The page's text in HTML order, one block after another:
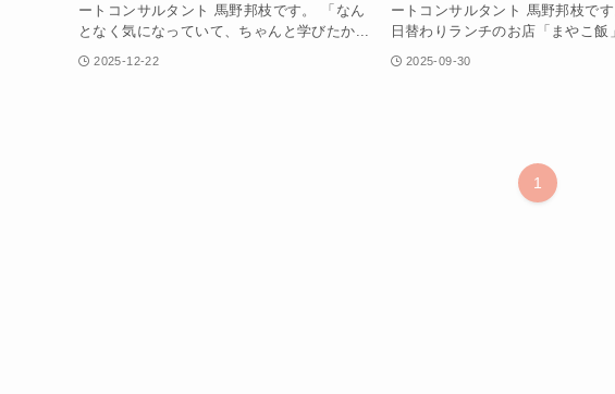
ートコンサルタント 馬野邦枝です。 「なん
となく気になっていて、ちゃんと学びたか...
2025-12-22
ートコンサルタント 馬野邦枝です
日替わりランチのお店「まやこ飯
2025-09-30
1